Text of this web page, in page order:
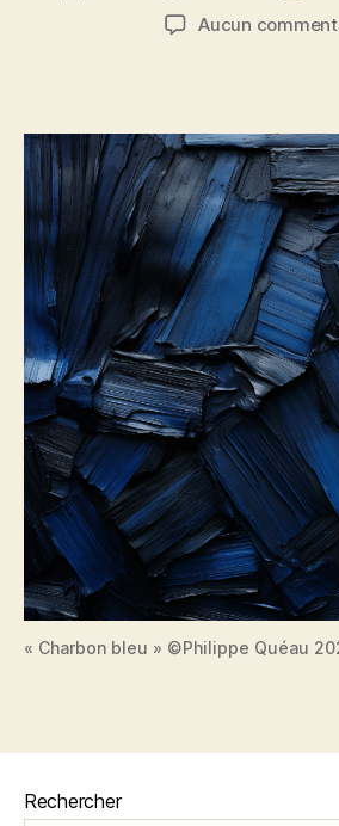
Aucun
« Charbon bleu » ©Philippe Quéau
Rechercher